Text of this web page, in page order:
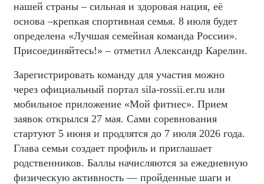
нашей страны – сильная и здоровая нация, её
основа –крепкая спортивная семья. 8 июля будет
определена «Лучшая семейная команда России».
Присоединяйтесь!» – отметил Александр Карелин.
Зарегистрировать команду для участия можно
через официальный портал sila-rossii.er.ru или
мобильное приложение «Мой фитнес». Прием
заявок открылся 27 мая. Сами соревнования
стартуют 5 июня и продлятся до 7 июля 2026 года.
Глава семьи создает профиль и приглашает
родственников. Баллы начисляются за ежедневную
физическую активность — пройденные шаги и